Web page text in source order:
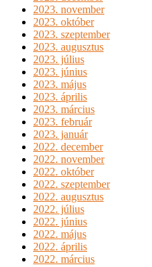
2023. november
2023. október
2023. szeptember
2023. augusztus
2023. július
2023. június
2023. május
2023. április
2023. március
2023. február
2023. január
2022. december
2022. november
2022. október
2022. szeptember
2022. augusztus
2022. július
2022. június
2022. május
2022. április
2022. március